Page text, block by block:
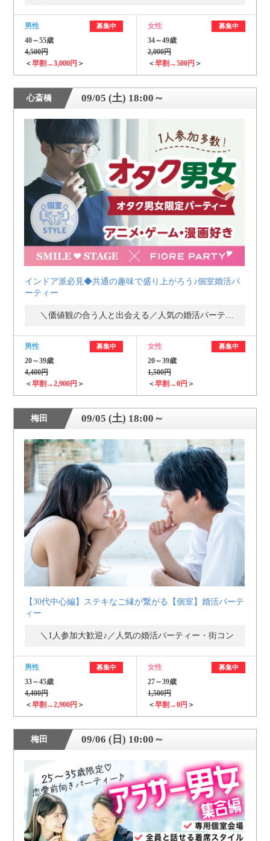
男性 募集中
40～55歳
4,500円
＜早割→3,000円 ＞
女性 募集中
34～49歳
2,000円
＜早割→500円 ＞
心斎橋 09/05 (土) 18:00～
インドア派必見◆共通の趣味で盛り上がろう♪個室婚活パ
ーティー
男性 募集中
20～39歳
4,400円
＜早割→2,900円 ＞
女性 募集中
20～39歳
1,500円
＜早割→0円 ＞
梅田 09/05 (土) 18:00～
【30代中心編】ステキなご縁が繋がる【個室】婚活パーテ
ィー
＼1人参加大歓迎♪／人気の婚活パーティー・街コン
男性 募集中
33～45歳
4,400円
＜早割→2,900円 ＞
女性 募集中
27～39歳
1,500円
＜早割→0円 ＞
梅田 09/06 (日) 10:00～